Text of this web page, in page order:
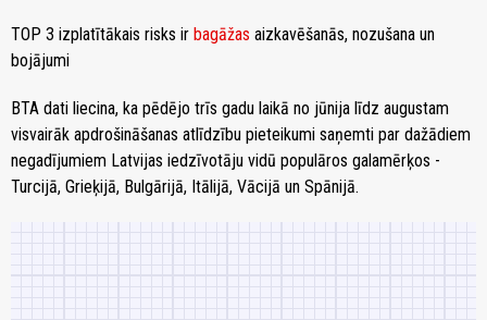
TOP 3 izplatītākais risks ir bagāžas aizkavēšanās, nozušana un
bojājumi
BTA dati liecina, ka pēdējo trīs gadu laikā no jūnija līdz augustam
visvairāk apdrošināšanas atlīdzību pieteikumi saņemti par dažādiem
negadījumiem Latvijas iedzīvotāju vidū populāros galamērķos -
Turcijā, Grieķijā, Bulgārijā, Itālijā, Vācijā un Spānijā.